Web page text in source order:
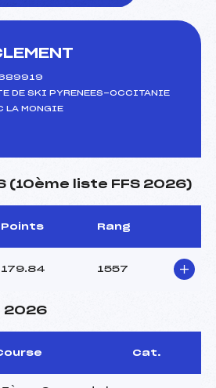
DE SKI PYRENEES-OCCITANIE
LA MONGIE
(10ème liste FFS 2026)
Points Rang
179.84 1557
2026
Cat.